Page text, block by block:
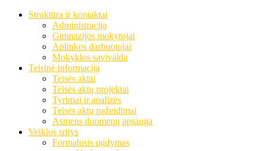
Struktūra ir kontaktai
Administracija
Gimnazijos mokytojai
Aplinkos darbuotojai
Mokyklos savivalda
Teisinė informacija
Teisės aktai
Teisės aktų projektai
Tyrimai ir analizės
Teisės aktų pažeidimai
Asmens duomenų apsauga
Veiklos sritys
Formalusis ugdymas